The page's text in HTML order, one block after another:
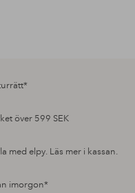
över 599 SEK
med elpy. Läs mer i kassan.
imorgon*